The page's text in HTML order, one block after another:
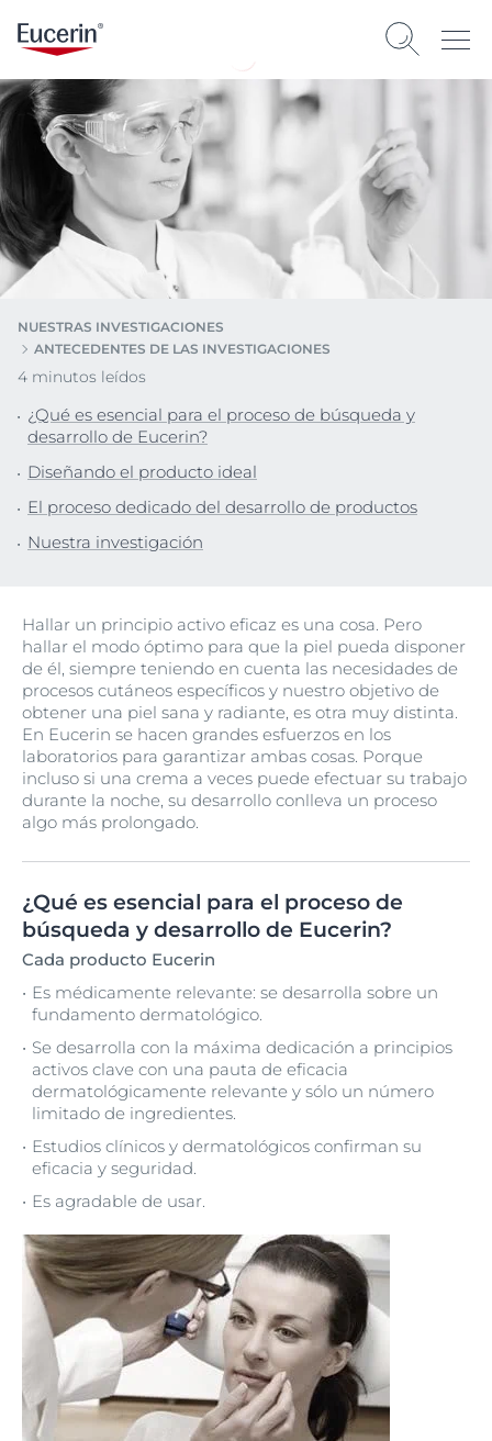
NUESTRAS INVESTIGACIONES
ANTECEDENTES DE LAS INVESTIGACIONES
4 minutos leídos
¿Qué es esencial para el proceso de búsqueda y
desarrollo de Eucerin?
Diseñando el producto ideal
El proceso dedicado del desarrollo de productos
Nuestra investigación
Hallar un principio activo eficaz es una cosa. Pero
hallar el modo óptimo para que la piel pueda disponer
de él, siempre teniendo en cuenta las necesidades de
procesos cutáneos específicos y nuestro objetivo de
obtener una piel sana y radiante, es otra muy distinta.
En Eucerin se hacen grandes esfuerzos en los
laboratorios para garantizar ambas cosas. Porque
incluso si una crema a veces puede efectuar su trabajo
durante la noche, su desarrollo conlleva un proceso
algo más prolongado.
¿Qué es esencial para el proceso de
búsqueda y desarrollo de Eucerin?
Cada producto Eucerin
Es médicamente relevante: se desarrolla sobre un
fundamento dermatológico.
Se desarrolla con la máxima dedicación a principios
activos clave con una pauta de eficacia
dermatológicamente relevante y sólo un número
limitado de ingredientes.
Estudios clínicos y dermatológicos confirman su
eficacia y seguridad.
Es agradable de usar.